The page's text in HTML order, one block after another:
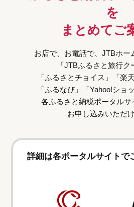
を
まとめてご
お店で、お電話で、JTBホー
「JTBふるさと旅行ク
「ふるさとチョイス」「楽
「ふるなび」「Yahoo!ショ
各ふるさと納税ポータルサ
お申し込みいただけ
詳細は各ポータルサイトで